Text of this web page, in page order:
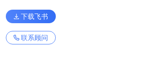
下载飞书
联系顾问